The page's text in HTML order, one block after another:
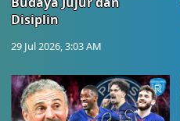
Disiplin
29 Jul 2026, 3:03 AM